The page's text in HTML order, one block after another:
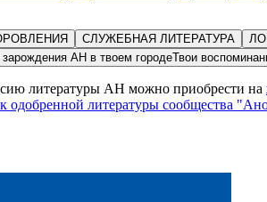
СЛУЖЕБНАЯ ЛИТЕРАТУРА
зарождения АН в твоем городеТвои
литературы АН можно приобрести на
одобренной литературы сообщества